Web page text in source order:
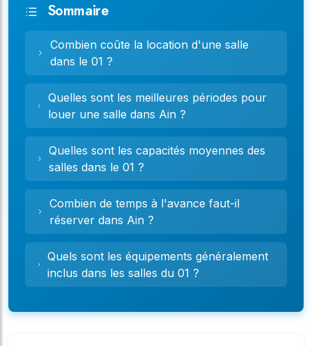
Rhône-Alpes, constituent des atouts majeurs
pour le choix de votre lieu de réception. Chez
sallesdesfetes.fr, nous facilitons votre recherche
en vous proposant une mise en relation directe
et sans commission avec les propriétaires ou les
collectivités. Vous consultez les fiches détaillées
des salles, accédez à leurs coordonnées ou
utilisez notre formulaire de contact intégré pour
obtenir toutes les informations nécessaires. C'est
le propriétaire qui gérera ensuite directement
avec vous votre demande et la réservation finale,
vous assurant une transparence totale et une
gestion simplifiée pour votre événement dans le
01.
Sommaire
Combien coûte la location d'une salle
dans le 01 ?
Quelles sont les meilleures périodes pour
louer une salle dans Ain ?
Quelles sont les capacités moyennes des
salles dans le 01 ?
Combien de temps à l'avance faut-il
réserver dans Ain ?
Quels sont les équipements généralement
inclus dans les salles du 01 ?